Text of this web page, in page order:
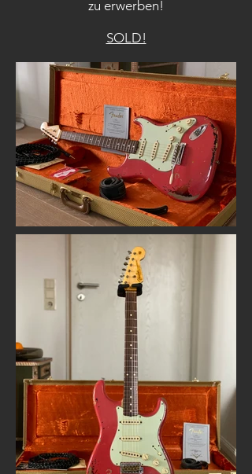
zu erwerben!
SOLD!